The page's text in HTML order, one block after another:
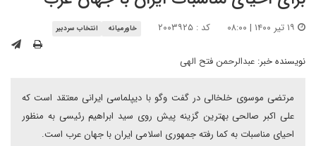
کد : ۲۰۰۳۹۲۵ خاورمیانه انتخاب سردبیر
نویسنده خبر: عبدالرحمن فتح الهی
مرتضی موسوی خلخالی در گفت وگو با دیپلماسی ایرانی معتقد است که
علی اکبر صالحی بهترین گزینه پیش روی سید ابراهیم رئیسی به منظور
احیای مناسبات به کما رفته جمهوری اسلامی ایران با جهان عرب است.